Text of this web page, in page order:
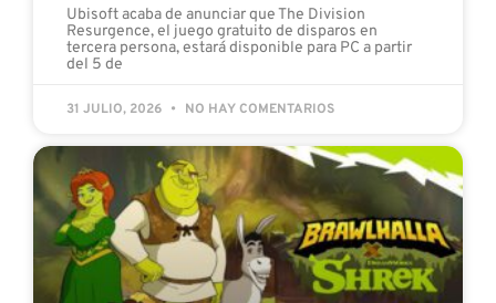
Ubisoft acaba de anunciar que The Division
Resurgence, el juego gratuito de disparos en
tercera persona, estará disponible para PC a partir
del 5 de
31 JULIO, 2026 NO HAY COMENTARIOS